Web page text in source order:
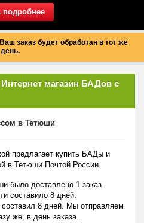
подробнее
заказ будет обработан в тот же
день.
Интернет магазин БАДов с
в Тетюши
предлагает купить БАДы и
в Тетюши Почтой России.
было доставлено 1 заказ.
составило 8 дней.
8 дней. Мы отправляем
же, в день заказа.